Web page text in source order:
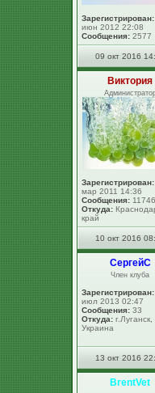
Зарегистрирован:
июн 2012 22:08
Сообщения: 2577
09 окт 2016
Виктория
Зарегистрирован:
мар 2011 14:36
Сообщения: 11746
Откуда:
край
10 окт 2016
СергейC
Член клуба
Зарегистрирован:
июл 2013 02:47
Сообщения: 33
Откуда: г.Луганск,
Украина
13 окт 2016
BrentVet